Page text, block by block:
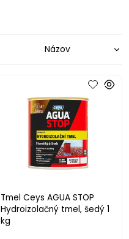
Tmel Ceys AGUA STOP
Hydroizolačný tmel, šedý 1
kg